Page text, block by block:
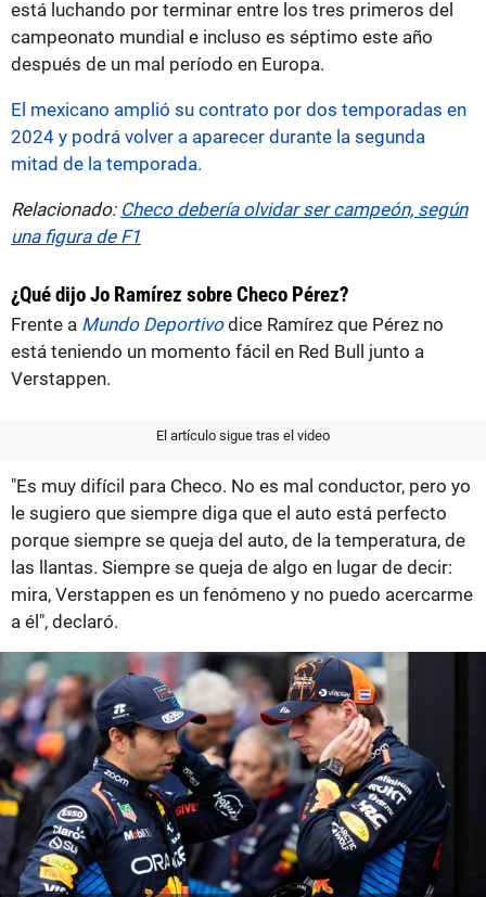
está luchando por terminar entre los tres primeros del
campeonato mundial e incluso es séptimo este año
después de un mal período en Europa.
El mexicano amplió su contrato por dos temporadas en
2024 y podrá volver a aparecer durante la segunda
mitad de la temporada.
Relacionado: Checo debería olvidar ser campeón, según
una figura de F1
¿Qué dijo Jo Ramírez sobre Checo Pérez?
Frente a Mundo Deportivodice Ramírez que Pérez no
está teniendo un momento fácil en Red Bull junto a
Verstappen.
El artículo sigue tras el video
"Es muy difícil para Checo. No es mal conductor, pero yo
le sugiero que siempre diga que el auto está perfecto
porque siempre se queja del auto, de la temperatura, de
las llantas. Siempre se queja de algo en lugar de decir:
mira, Verstappen es un fenómeno y no puedo acercarme
a él", declaró.